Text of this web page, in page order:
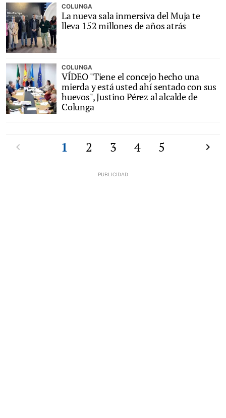
COLUNGA
La nueva sala inmersiva del Muja te
lleva 152 millones de años atrás
COLUNGA
VÍDEO "Tiene el concejo hecho una
mierda y está usted ahí sentado con sus
huevos", Justino Pérez al alcalde de
Colunga
1 2 3 4 5